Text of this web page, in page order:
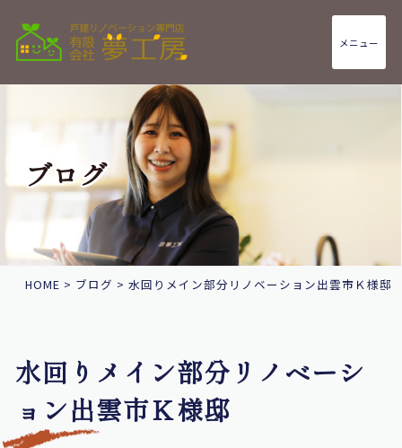
メニュー
ブログ
HOME > ブログ > 水回りメイン部分リノベーション出雲市Ｋ様邸
水回りメイン部分リノベーシ
ョン出雲市Ｋ様邸